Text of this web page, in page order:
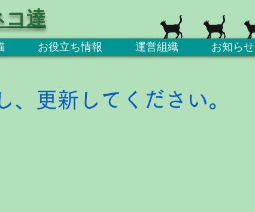
お役立ち情報 運営組織 お知らせ
達
更新してください。